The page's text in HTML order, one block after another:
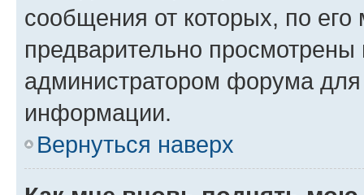
сообщения от которых, по
предварительно
администратором форума
информации.
Вернуться наверх